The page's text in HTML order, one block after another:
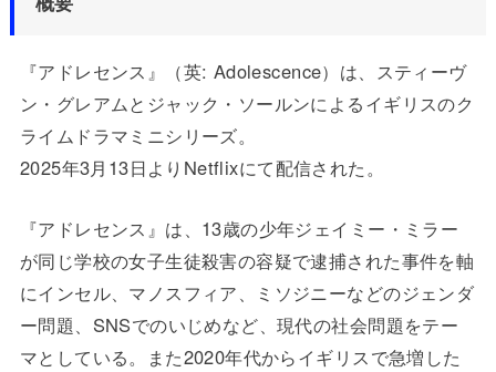
『アドレセンス』（英: Adolescence）は、スティーヴ
ン・グレアムとジャック・ソールンによるイギリスのク
ライムドラマミニシリーズ。
2025年3月13日よりNetflixにて配信された。
『アドレセンス』は、13歳の少年ジェイミー・ミラー
が同じ学校の女子生徒殺害の容疑で逮捕された事件を軸
にインセル、マノスフィア、ミソジニーなどのジェンダ
ー問題、SNSでのいじめなど、現代の社会問題をテー
マとしている。また2020年代からイギリスで急増した